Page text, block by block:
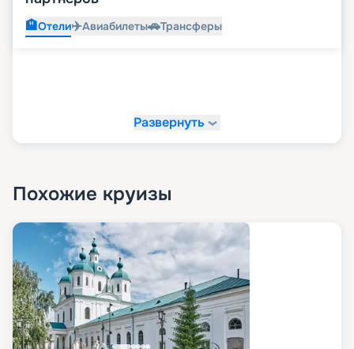
🏨Отели✈️Авиабилеты🚗Трансферы
Развернуть
Похожие круизы